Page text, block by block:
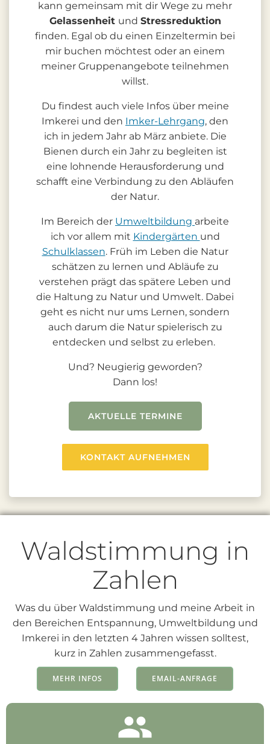
kann gemeinsam mit dir Wege zu mehr
Gelassenheit und Stressreduktion
finden. Egal ob du einen Einzeltermin bei
mir buchen möchtest oder an einem
meiner Gruppenangebote teilnehmen
willst.
Du findest auch viele Infos über meine
Imkerei und den Imker-Lehrgang, den
ich in jedem Jahr ab März anbiete. Die
Bienen durch ein Jahr zu begleiten ist
eine lohnende Herausforderung und
schafft eine Verbindung zu den Abläufen
der Natur.
Im Bereich der Umweltbildung arbeite
ich vor allem mit Kindergärten und
Schulklassen. Früh im Leben die Natur
schätzen zu lernen und Abläufe zu
verstehen prägt das spätere Leben und
die Haltung zu Natur und Umwelt. Dabei
geht es nicht nur ums Lernen, sondern
auch darum die Natur spielerisch zu
entdecken und selbst zu erleben.
Und? Neugierig geworden?
Dann los!
AKTUELLE TERMINE
KONTAKT AUFNEHMEN
Waldstimmung in
Zahlen
Was du über Waldstimmung und meine Arbeit in
den Bereichen Entspannung, Umweltbildung und
Imkerei in den letzten 4 Jahren wissen solltest,
kurz in Zahlen zusammengefasst.
MEHR INFOS EMAIL-ANFRAGE